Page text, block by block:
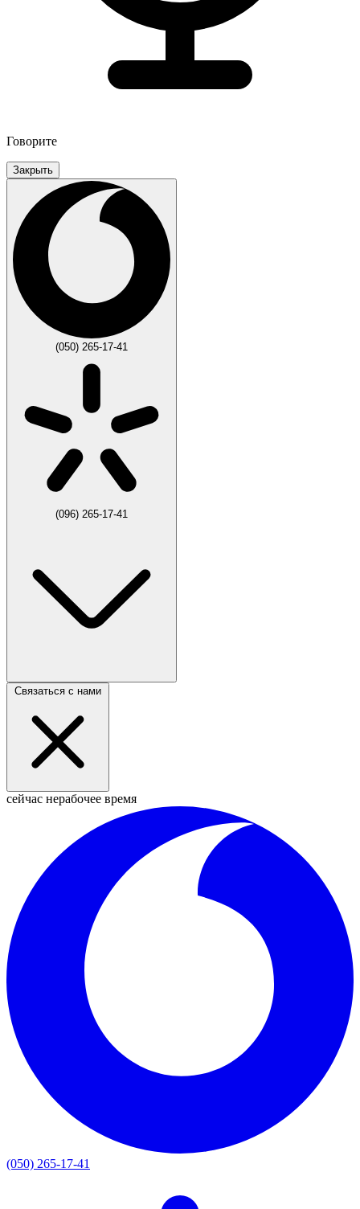
Говорите
Закрыть
(050) 265-17-41
(096) 265-17-41
Связаться с нами
сейчас нерабочее время
(050) 265-17-41